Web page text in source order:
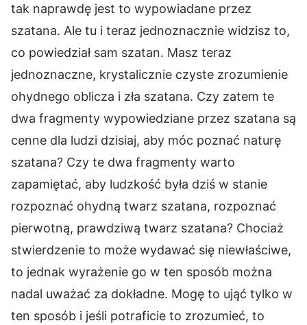
tak naprawdę jest to wypowiadane przez
szatana. Ale tu i teraz jednoznacznie widzisz to,
co powiedział sam szatan. Masz teraz
jednoznaczne, krystalicznie czyste zrozumienie
ohydnego oblicza i zła szatana. Czy zatem te
dwa fragmenty wypowiedziane przez szatana są
cenne dla ludzi dzisiaj, aby móc poznać naturę
szatana? Czy te dwa fragmenty warto
zapamiętać, aby ludzkość była dziś w stanie
rozpoznać ohydną twarz szatana, rozpoznać
pierwotną, prawdziwą twarz szatana? Chociaż
stwierdzenie to może wydawać się niewłaściwe,
to jednak wyrażenie go w ten sposób można
nadal uważać za dokładne. Mogę to ująć tylko w
ten sposób i jeśli potraficie to zrozumieć, to